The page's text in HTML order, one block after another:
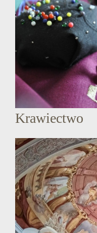
Krawiectwo